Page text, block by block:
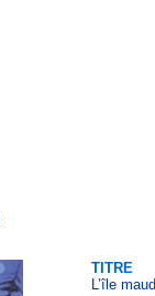
TITRE
L’île